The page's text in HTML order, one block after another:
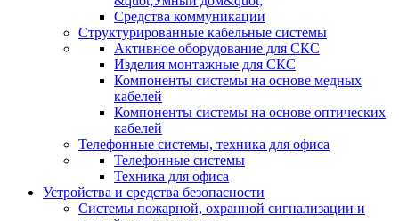
Средства коммуникации
Структурированные кабельные системы
Активное оборудование для СКС
Изделия монтажные для СКС
Компоненты системы на основе медных
кабелей
Компоненты системы на основе оптических
кабелей
Телефонные системы, техника для офиса
Телефонные системы
Техника для офиса
Устройства и средства безопасности
Системы пожарной, охранной сигнализации и